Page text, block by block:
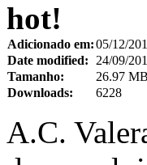
hot!
Adicionado em:05/12/
Date modified:
24/09/
Tamanho:
26.97 MB
Downloads:
6228
A.C.